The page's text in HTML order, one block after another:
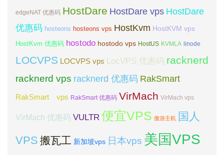
edgeNAT 优惠码 HostDare HostDare vps HostDare
优惠码 hosteons hosteons vps HostKvm HostKVM vps
HostKvm 优惠码 hostodo hostodo vps HostUS KVMLA linode
LOCVPS LOCVPS vps LocVPS 优惠码 racknerd
racknerd vps racknerd 优惠码 RakSmart
RakSmart vps RakSmart 优惠码 VirMach VirMach vps
VirMach 优惠码 VULTR 便宜VPS 傲游主机 国人
VPS 搬瓦工 新加坡vps 日本vps 美国VPS